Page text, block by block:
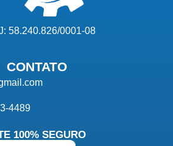
58.240.826/0001-08
CONTATO
4489
100% SEGURO